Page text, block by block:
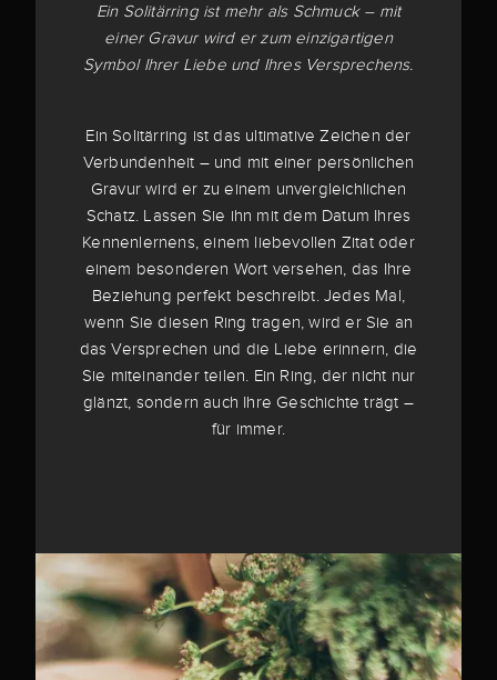
Ein Solitärring ist mehr als Schmuck – mit
einer Gravur wird er zum einzigartigen
Symbol Ihrer Liebe und Ihres Versprechens.
Ein Solitärring ist das ultimative Zeichen der
Verbundenheit – und mit einer persönlichen
Gravur wird er zu einem unvergleichlichen
Schatz. Lassen Sie ihn mit dem Datum Ihres
Kennenlernens, einem liebevollen Zitat oder
einem besonderen Wort versehen, das Ihre
Beziehung perfekt beschreibt. Jedes Mal,
wenn Sie diesen Ring tragen, wird er Sie an
das Versprechen und die Liebe erinnern, die
Sie miteinander teilen. Ein Ring, der nicht nur
glänzt, sondern auch Ihre Geschichte trägt –
für immer.